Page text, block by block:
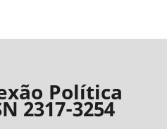
Política
2317-3254